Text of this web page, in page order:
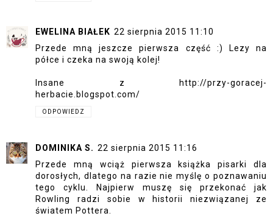
EWELINA BIAŁEK 22 sierpnia 2015 11:10
Przede mną jeszcze pierwsza część :) Lezy na
półce i czeka na swoją kolej!
Insane z http://przy-goracej-
herbacie.blogspot.com/
ODPOWIEDZ
DOMINIKA S. 22 sierpnia 2015 11:16
Przede mną wciąż pierwsza książka pisarki dla
dorosłych, dlatego na razie nie myślę o poznawaniu
tego cyklu. Najpierw muszę się przekonać jak
Rowling radzi sobie w historii niezwiązanej ze
światem Pottera.